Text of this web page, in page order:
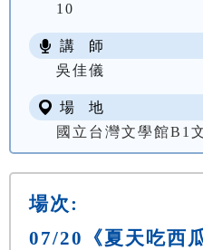
10
講 師
吳佳儀
場 地
國立台灣文學館B1
場次:
07/20《夏天吃西